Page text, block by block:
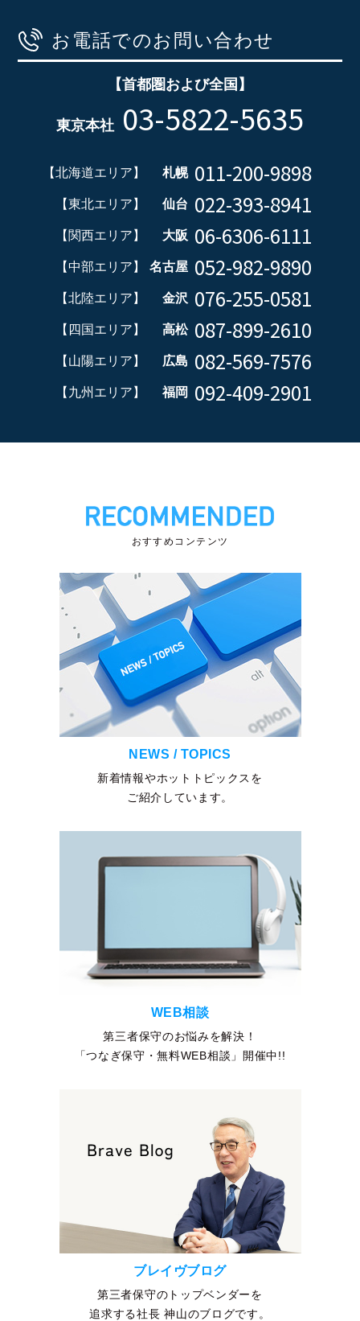
お電話でのお問い合わせ
【首都圏および全国】
東京本社 03-5822-5635
【北海道エリア】 札幌 011-200-9898
【東北エリア】 仙台 022-393-8941
【関西エリア】 大阪 06-6306-6111
【中部エリア】 名古屋 052-982-9890
【北陸エリア】 金沢 076-255-0581
【四国エリア】 高松 087-899-2610
【山陽エリア】 広島 082-569-7576
【九州エリア】 福岡 092-409-2901
おすすめコンテンツ
NEWS / TOPICS
新着情報やホットトピックスを
ご紹介しています。
WEB相談
第三者保守のお悩みを解決！
「つなぎ保守・無料WEB相談」開催中!!
ブレイヴブログ
第三者保守のトップベンダーを
追求する社長 神山のブログです。